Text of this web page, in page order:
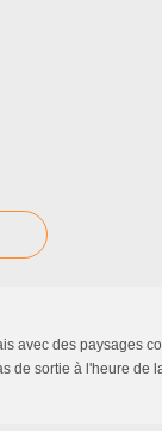
avec des paysages
de sortie à l'heure de